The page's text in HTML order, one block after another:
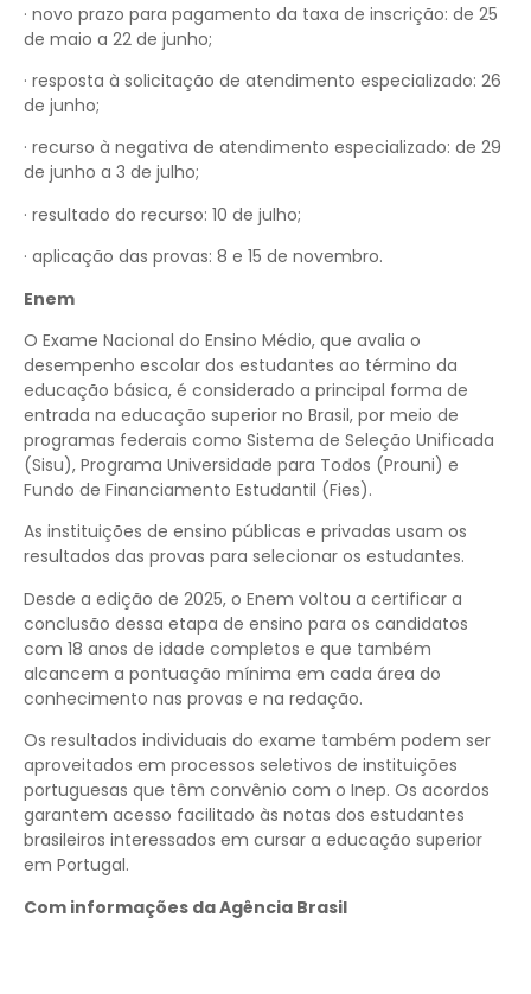
· novo prazo para pagamento da taxa de inscrição: de 25
de maio a 22 de junho;
· resposta à solicitação de atendimento especializado: 26
de junho;
· recurso à negativa de atendimento especializado: de 29
de junho a 3 de julho;
· resultado do recurso: 10 de julho;
· aplicação das provas: 8 e 15 de novembro.
Enem
O Exame Nacional do Ensino Médio, que avalia o
desempenho escolar dos estudantes ao término da
educação básica, é considerado a principal forma de
entrada na educação superior no Brasil, por meio de
programas federais como Sistema de Seleção Unificada
(Sisu), Programa Universidade para Todos (Prouni) e
Fundo de Financiamento Estudantil (Fies).
As instituições de ensino públicas e privadas usam os
resultados das provas para selecionar os estudantes.
Desde a edição de 2025, o Enem voltou a certificar a
conclusão dessa etapa de ensino para os candidatos
com 18 anos de idade completos e que também
alcancem a pontuação mínima em cada área do
conhecimento nas provas e na redação.
Os resultados individuais do exame também podem ser
aproveitados em processos seletivos de instituições
portuguesas que têm convênio com o Inep. Os acordos
garantem acesso facilitado às notas dos estudantes
brasileiros interessados em cursar a educação superior
em Portugal.
Com informações da Agência Brasil